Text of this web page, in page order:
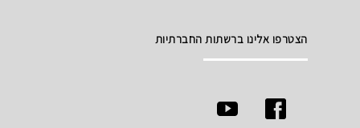
הצטרפו אלינו ברשתות החברתיות